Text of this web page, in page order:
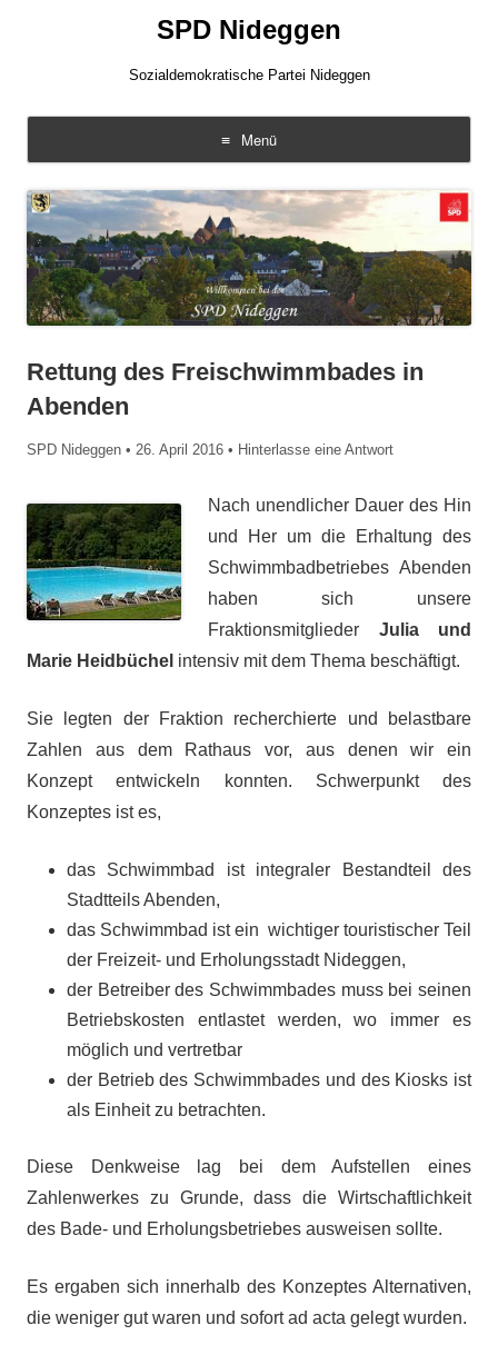
SPD Nideggen
Sozialdemokratische Partei Nideggen
Menü
Inhalt
springen
Rettung des Freischwimmbades in
Abenden
SPD Nideggen • 26. April 2016 • Hinterlasse eine Antwort
Nach unendlicher Dauer des Hin
und Her um die Erhaltung des
Schwimmbadbetriebes Abenden
haben sich unsere
Fraktionsmitglieder Julia und
Marie Heidbüchel intensiv mit dem Thema beschäftigt.
Sie legten der Fraktion recherchierte und belastbare
Zahlen aus dem Rathaus vor, aus denen wir ein
Konzept entwickeln konnten. Schwerpunkt des
Konzeptes ist es,
das Schwimmbad ist integraler Bestandteil des
Stadtteils Abenden,
das Schwimmbad ist ein wichtiger touristischer Teil
der Freizeit- und Erholungsstadt Nideggen,
der Betreiber des Schwimmbades muss bei seinen
Betriebskosten entlastet werden, wo immer es
möglich und vertretbar
der Betrieb des Schwimmbades und des Kiosks ist
als Einheit zu betrachten.
Diese Denkweise lag bei dem Aufstellen eines
Zahlenwerkes zu Grunde, dass die Wirtschaftlichkeit
des Bade- und Erholungsbetriebes ausweisen sollte.
Es ergaben sich innerhalb des Konzeptes Alternativen,
die weniger gut waren und sofort ad acta gelegt wurden.